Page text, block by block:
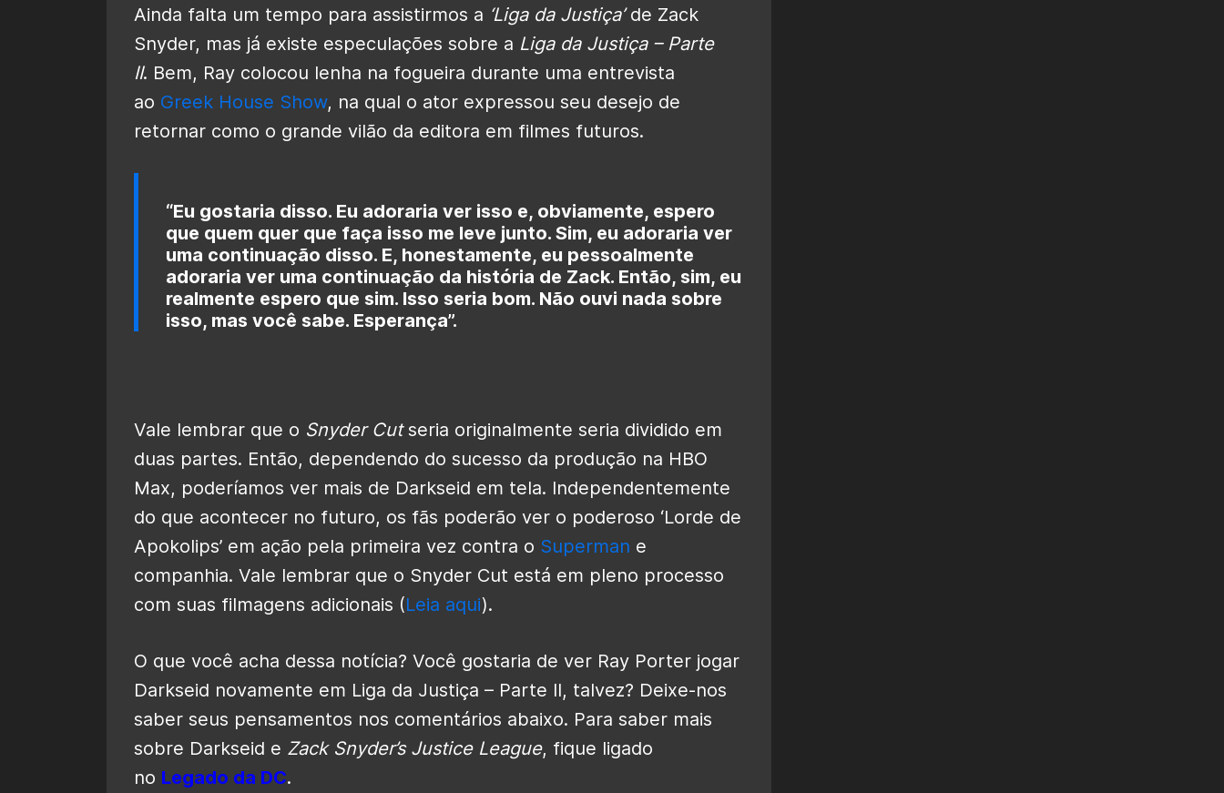
Ainda falta um tempo para assistirmos a ‘Liga da Justiça’de Zack
Snyder, mas já existe especulações sobre a Liga da Justiça – Parte
II. Bem, Ray colocou lenha na fogueira durante uma entrevista
ao Greek House Show, na qual o ator expressou seu desejo de
retornar como o grande vilão da editora em filmes futuros.
“Eu gostaria disso. Eu adoraria ver isso e, obviamente, espero
que quem quer que faça isso me leve junto. Sim, eu adoraria ver
uma continuação disso. E, honestamente, eu pessoalmente
adoraria ver uma continuação da história de Zack. Então, sim, eu
realmente espero que sim. Isso seria bom. Não ouvi nada sobre
isso, mas você sabe. Esperança”.
Vale lembrar que o Snyder Cutseria originalmente seria dividido em
duas partes. Então, dependendo do sucesso da produção na HBO
Max, poderíamos ver mais de Darkseid em tela. Independentemente
do que acontecer no futuro, os fãs poderão ver o poderoso ‘Lorde de
Apokolips’ em ação pela primeira vez contra o Superman e
companhia. Vale lembrar que o Snyder Cut está em pleno processo
com suas filmagens adicionais (Leia aqui).
O que você acha dessa notícia? Você gostaria de ver Ray Porter jogar
Darkseid novamente em Liga da Justiça – Parte II, talvez? Deixe-nos
saber seus pensamentos nos comentários abaixo. Para saber mais
sobre Darkseid e Zack Snyder’s Justice League, fique ligado
no Legado da DC.